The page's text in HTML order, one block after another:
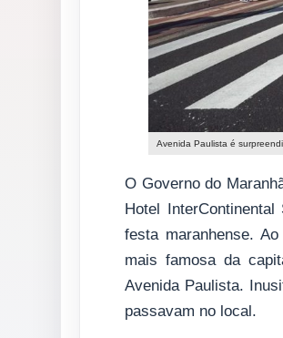
Avenida Paulista é
O Governo do
Hotel
festa maranhense.
mais famosa da
Avenida Paulista.
passavam no local.